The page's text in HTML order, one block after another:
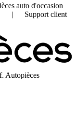
auto d'occasion
| Support client
Autopièces